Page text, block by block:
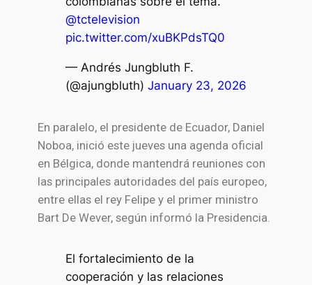
@tctelevision
pic.twitter.com/xuBKPdsTQ0
— Andrés Jungbluth F.
(@ajungbluth) January 23, 2026
En paralelo, el presidente de Ecuador, Daniel
Noboa, inició este jueves una agenda oficial
en Bélgica, donde mantendrá reuniones con
las principales autoridades del país europeo,
entre ellas el rey Felipe y el primer ministro
Bart De Wever, según informó la Presidencia.
El fortalecimiento de la
cooperación y las relaciones